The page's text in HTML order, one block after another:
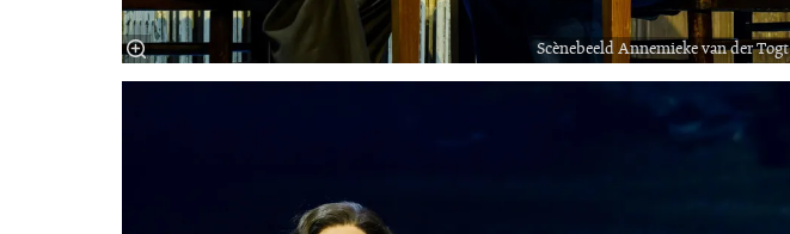
Scènebeeld Annemieke van der Togt